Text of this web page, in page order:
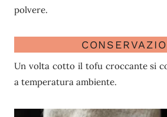
polvere.
Un volta cotto il tofu croccante si
a temperatura ambiente.